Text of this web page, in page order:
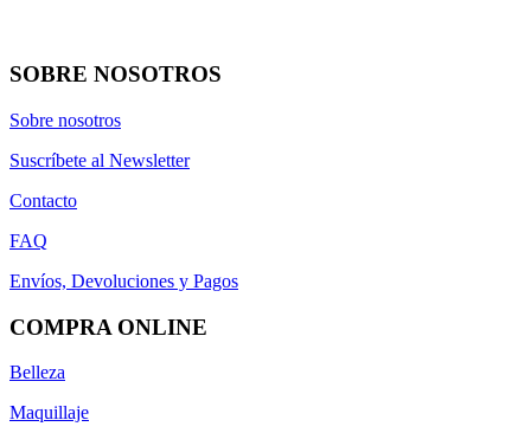
SOBRE NOSOTROS
Sobre nosotros
Suscríbete al Newsletter
Contacto
FAQ
Envíos, Devoluciones y Pagos
COMPRA ONLINE
Belleza
Maquillaje